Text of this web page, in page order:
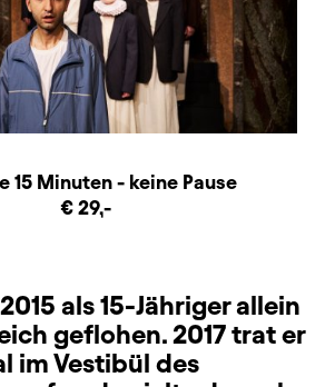
15 Minuten - keine Pause
€ 29,-
als 15-Jähriger allein
geflohen. 2017 trat er
im Vestibül des